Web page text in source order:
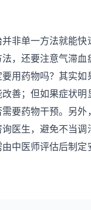
非单一方法就能
，还要注意气滞
用药物吗？其实
善；但如果症状
要药物干预。另
医生，避免不当
中医师评估后制